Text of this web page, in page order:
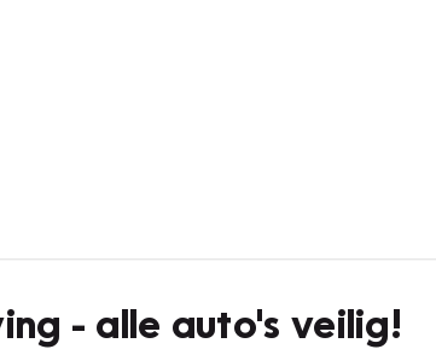
- alle auto's veilig!